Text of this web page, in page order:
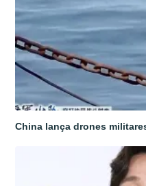
China lança drones